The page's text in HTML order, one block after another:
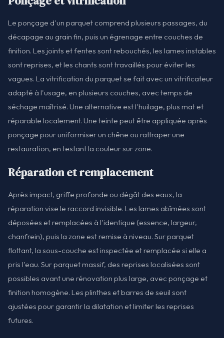
Le ponçage d'un parquet comprend plusieurs passages, du
décapage au grain fin, puis un égrenage entre couches de
finition. Les joints et fentes sont rebouchés, les lames instables
sont reprises, et les chants sont travaillés pour éviter les
vagues. La vitrification du parquet se fait avec un vitrificateur
adapté à l'usage, en plusieurs couches, avec temps de
séchage maîtrisé. Une alternative est l'huilage, plus mat et
réparable localement. Une teinte peut être appliquée après
ponçage pour uniformiser un chêne ou rattraper une
restauration, en testant la couleur sur zone.
Réparation et remplacement
Après impact, griffe profonde ou dégât des eaux, la
réparation vise le raccord invisible. Les lames abîmées sont
déposées et remplacées à l'identique (essence, largeur,
chanfrein), puis la zone est remise à niveau. Sur parquet
flottant, la sous-couche est inspectée et remplacée si elle a
pris l'eau. Sur parquet massif, des reprises localisées sont
possibles avant une rénovation plus large, avec ponçage et
finition homogène. Les plinthes et barres de seuil sont
ajustées pour garantir la dilatation et limiter les reprises
futures.